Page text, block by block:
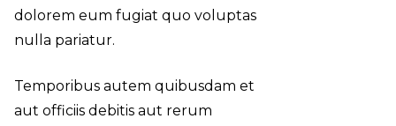
dolorem eum fugiat quo voluptas
nulla pariatur.
Temporibus autem quibusdam et
aut officiis debitis aut rerum